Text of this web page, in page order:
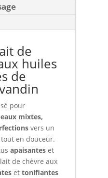
de
huiles
de
pour
mixtes,
vers un
en douceur.
apaisantes et
de chèvre aux
et tonifiantes